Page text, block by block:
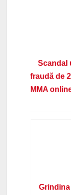
Scandal
fraudă de
MMA